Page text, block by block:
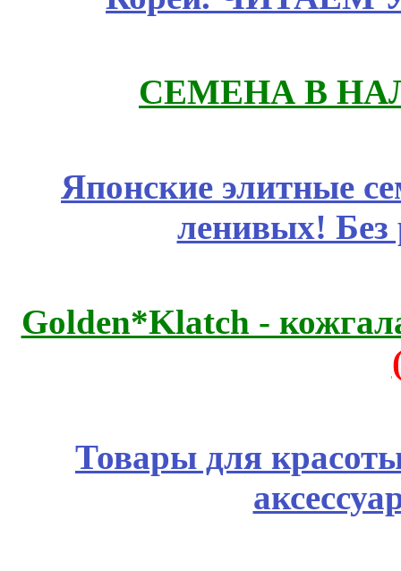
СЕМЕНА В
Японские элитные
ленивых!
Golden*Klatch -
Товары для